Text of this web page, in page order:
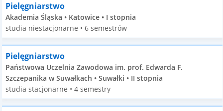
Pielęgniarstwo
Akademia Śląska • Katowice • I stopnia
studia niestacjonarne • 6 semestrów
Pielęgniarstwo
Państwowa Uczelnia Zawodowa im. prof. Edwarda F.
Szczepanika w Suwałkach • Suwałki • II stopnia
studia stacjonarne • 4 semestry